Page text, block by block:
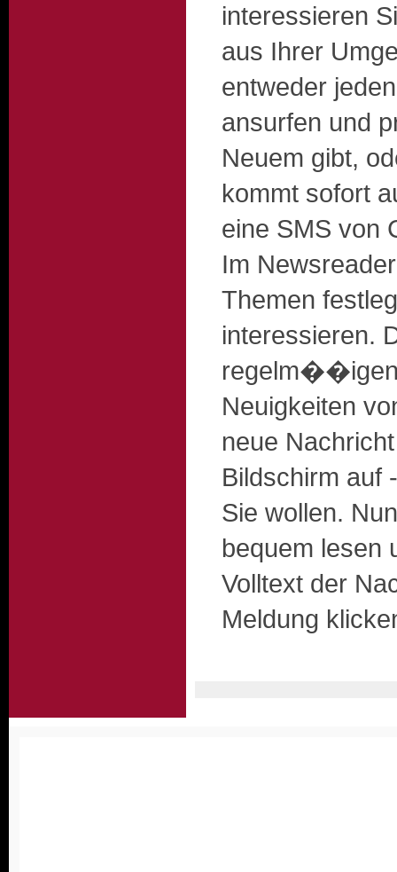
interessieren
aus Ihrer
entweder
ansurfen und
Neuem gibt,
kommt sofort
eine SMS von
Im
Themen
interessieren.
Neuigkeiten
neue
Bildschirm auf
Sie wollen.
bequem lesen
Volltext der
Meldung